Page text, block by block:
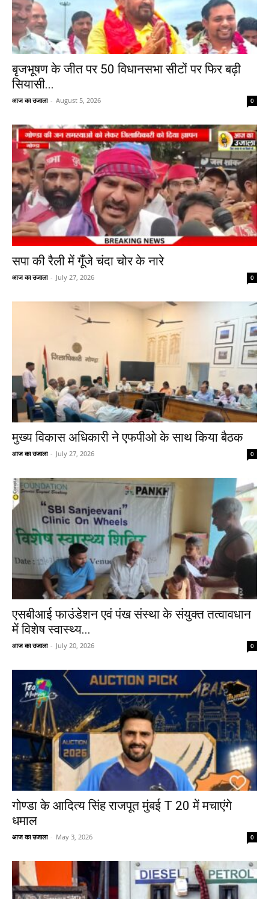
बृजभूषण के जीत पर 50 विधानसभा सीटों पर फिर बढ़ी
सियासी...
आज का उजाला - August 5, 2026 0
सपा की रैली में गूँजे चंदा चोर के नारे
आज का उजाला - July 27, 2026 0
मुख्य विकास अधिकारी ने एफपीओ के साथ किया बैठक
आज का उजाला - July 27, 2026 0
एसबीआई फाउंडेशन एवं पंख संस्था के संयुक्त तत्वावधान
में विशेष स्वास्थ्य...
आज का उजाला - July 20, 2026 0
गोण्डा के आदित्य सिंह राजपूत मुंबई T 20 में मचाएंगे
धमाल
आज का उजाला - May 3, 2026 0